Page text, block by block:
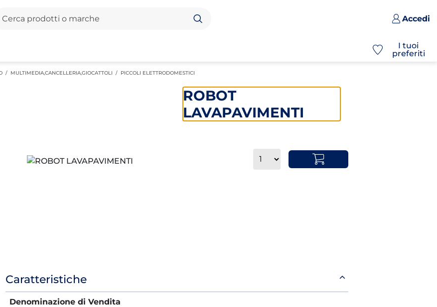
Cerca
Accedi
I tuoi
preferiti
/ MULTIMEDIA,CANCELLERIA,GIOCATTOLI / PICCOLI ELETTRODOMESTICI
ROBOT
LAVAPAVIMENTI
Quantità
Informazioni
prodotto
Caratteristiche
Denominazione di Vendita